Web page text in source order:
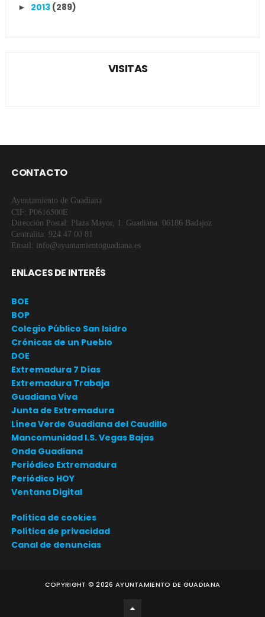
► 2013 (289)
VISITAS
CONTACTO
Ayuntamiento de Guadiana
CIF: P0616500E
Dirección Postal: Plaza Mayor, 1. Guadiana. 06186 Badajoz
Centralita: 924 47 00 81
Email: info@ayuntamientoguadiana.es
ENLACES DE INTERÉS
BOE
BOP
Colegio Público San Isidro
Crónicas de un Pueblo
DOE
Extremadura 7 Días
Extremadura Trabaja
Guadiana Viva
Junta de Extremadura
Línea Verde Guadiana del Caudillo
Mancomunidad I.S. Vegas Bajas
Onda Guadiana
Periódico Extremadura
Periódico HOY
Ventana Digital
Política de cookies
Política de privacidad
Canal de denuncias
COPYRIGHT ©2026 AYUNTAMIENTO DE GUADIANA